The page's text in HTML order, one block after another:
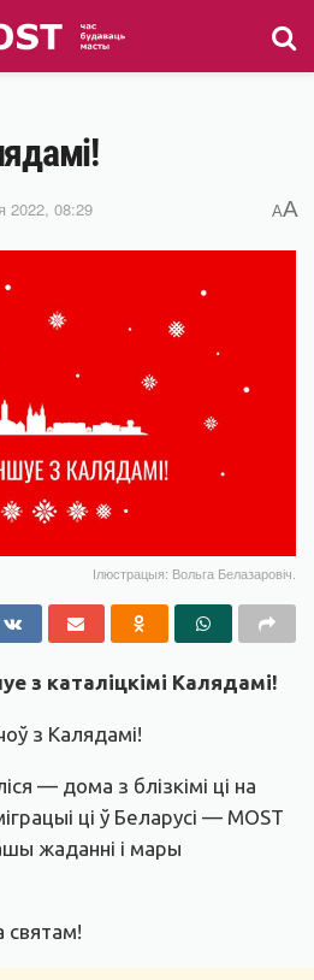
2022, 08:29 AA
Ілюстрацыя: Вольга Белазаровіч.
з каталіцкімі Калядамі!
з Калядамі!
— дома з блізкімі ці на
ці ў Беларусі — MOST
жаданні і мары
святам!